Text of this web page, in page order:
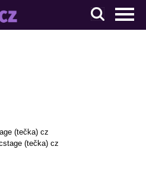
(tečka) cz
(tečka) cz